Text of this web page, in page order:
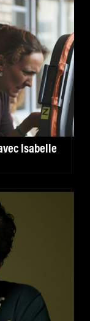
Isabelle